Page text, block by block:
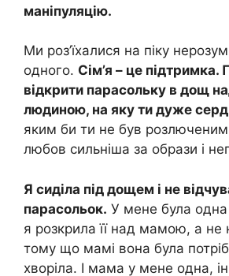
маніпуляцію.
Ми роз’їхалися на піку
одного. Сім’я – це підтримка.
відкрити парасольку в дощ
людиною, на яку ти дуже
яким би ти не був
любов сильніша за образи і
Я сиділа під дощем і не
парасольок. У мене була одна
я розкрила її над мамою, а не
тому що мамі вона була
хворіла. І мама у мене одна,